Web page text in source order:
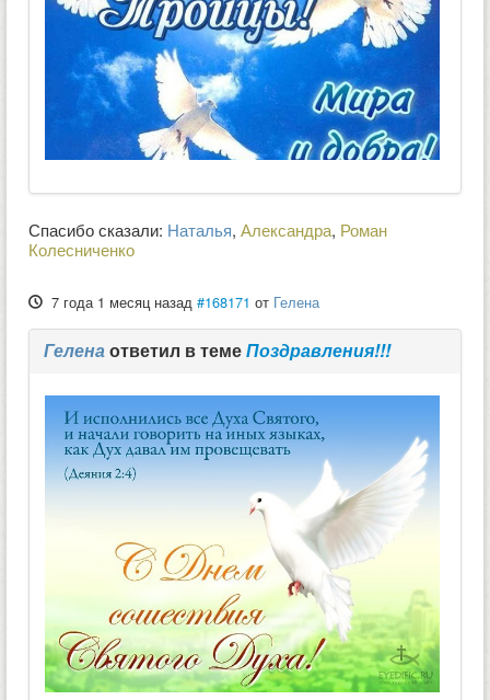
Спасибо сказали: Наталья, Александра, Роман
Колесниченко
7 года 1 месяц назад #168171 от Гелена
Геленаответил в темеПоздравления!!!